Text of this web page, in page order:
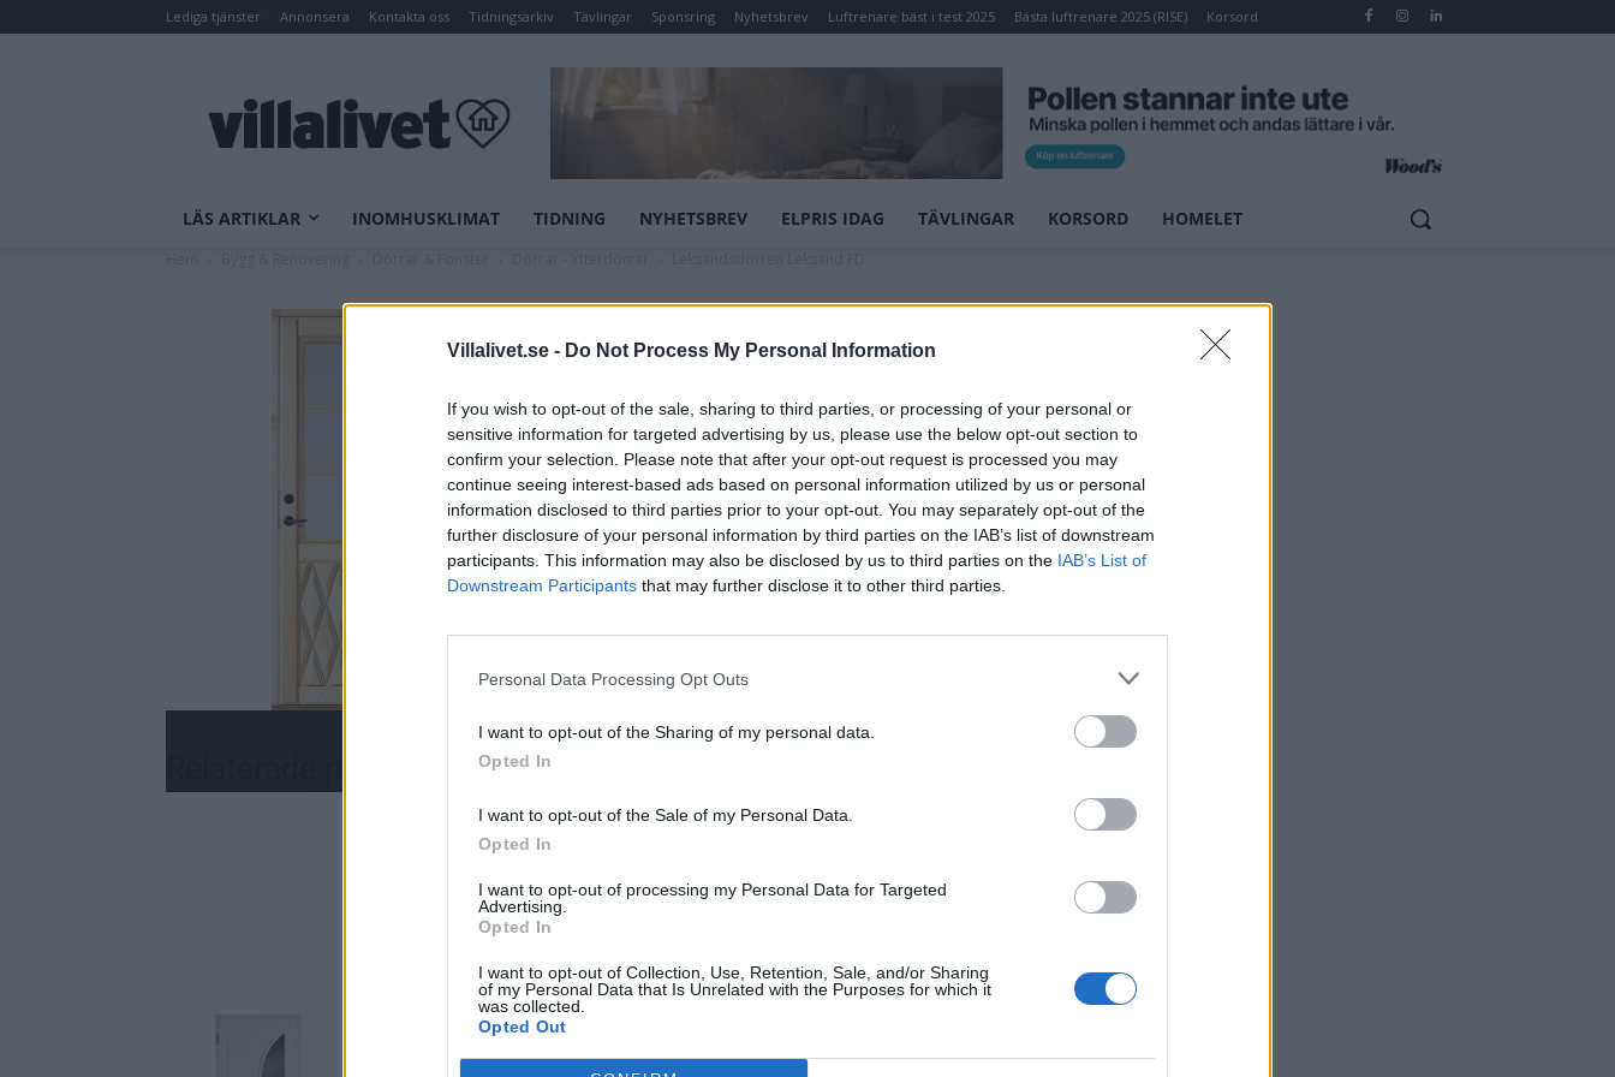
Villalivet.se - Do Not Process My Personal Information
If you wish to opt-out of the sale, sharing to third parties, or processing of your personal or
sensitive information for targeted advertising by us, please use the below opt-out section to
confirm your selection. Please note that after your opt-out request is processed you may
continue seeing interest-based ads based on personal information utilized by us or personal
information disclosed to third parties prior to your opt-out. You may separately opt-out of the
further disclosure of your personal information by third parties on the IAB’s list of downstream
participants. This information may also be disclosed by us to third parties on the IAB’s List of
Downstream Participants that may further disclose it to other third parties.
Personal Data Processing Opt Outs
I want to opt-out of the Sharing of my personal data.
Opted In
I want to opt-out of the Sale of my Personal Data.
Opted In
I want to opt-out of processing my Personal Data for Targeted
Advertising.
Opted In
I want to opt-out of Collection, Use, Retention, Sale, and/or Sharing
of my Personal Data that Is Unrelated with the Purposes for which it
was collected.
Opted Out
Lediga tjänster Annonsera Kontakta oss Tidningsarkiv Tävlingar Sponsring Nyhetsbrev Luftrenare bäst i test 2025 Bästa luftrenare 2025 (RISE) Korsord
LÄS ARTIKLAR INOMHUSKLIMAT TIDNING NYHETSBREV ELPRIS IDAG TÄVLINGAR KORSORD HOMELET
Leksandsdörren
Leksandsdörren är en svensktillverkad
kvalitetsytterdörr med ett av marknadens
absolut bästa U-värde. Dörren ingår i serie
Tradition och de traditionella ytterdörrarna tar
avstamp i stilideal som grundades för ett par
hundra år sedan och med ett formspråk som än
idag inspirerar och tar för sig. Här hittar du
dekorlister. Serie Tradition är ytterdörrarna
med äldre tiders bevarande charm men som
tillverkats och anpassats enligt moderna
Leksandsdörren är CE märkta och SFDK
RC2 och RC3, allmogegångjärn m.m.
Ytterdörrar